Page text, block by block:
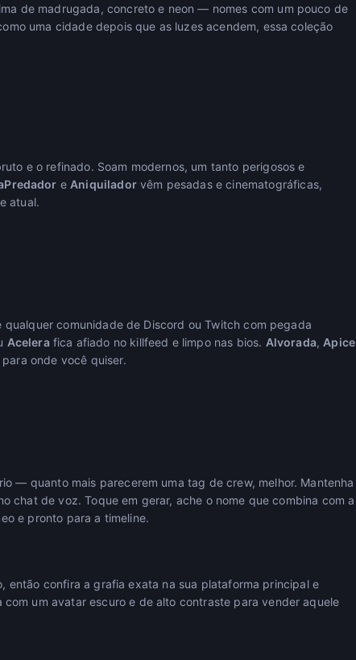
de madrugada, concreto e neon — nomes com um pouco de
uma cidade depois que as luzes acendem, essa coleção
e o refinado. Soam modernos, um tanto perigosos e
e Aniquiladorvêm pesadas e cinematográficas,
atual.
comunidade de Discord ou Twitch com pegada
Acelera fica afiado no killfeed e limpo nas bios. Alvorada, Apice
onde você quiser.
— quanto mais parecerem uma tag de crew, melhor. Mantenha
chat de voz. Toque em gerar, ache o nome que combina com a
e pronto para a timeline.
então confira a grafia exata na sua plataforma principal e
um avatar escuro e de alto contraste para vender aquele